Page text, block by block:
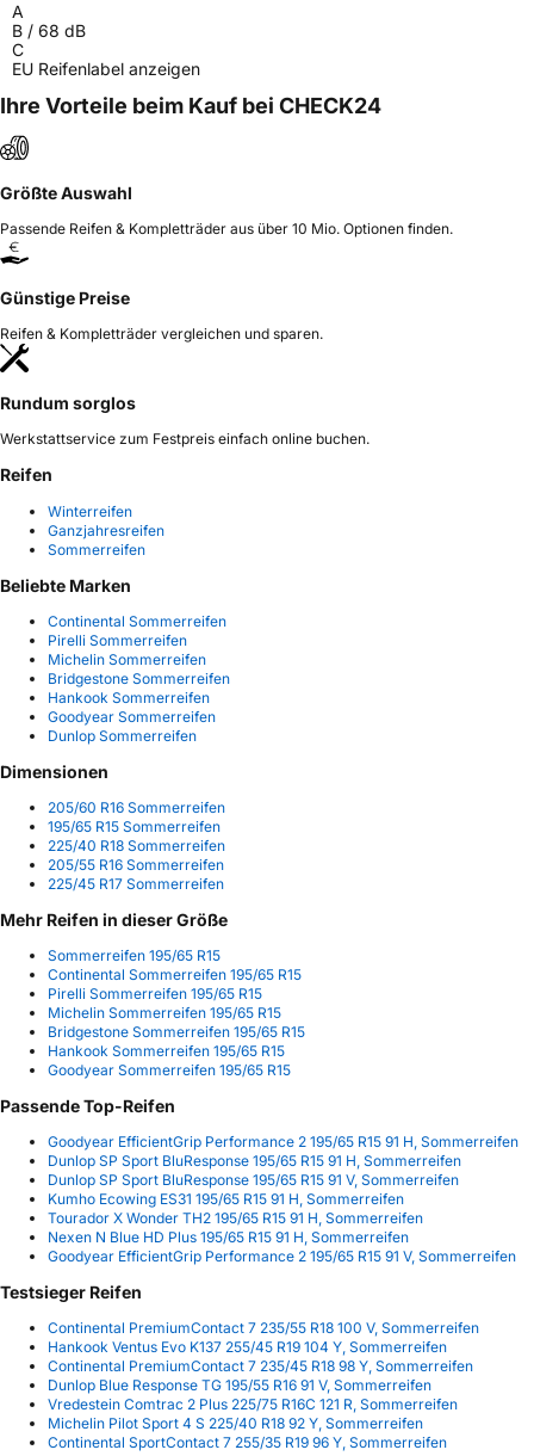
in der EU
County Heze City 274400Shandong Province
A
B / 68 dB
C
EU Reifenlabel anzeigen
Ihre Vorteile beim Kauf bei CHECK24
Größte Auswahl
Passende Reifen & Kompletträder aus über 10 Mio. Optionen finden.
Günstige Preise
Reifen & Kompletträder vergleichen und sparen.
Rundum sorglos
Werkstattservice zum Festpreis einfach online buchen.
Reifen
Winterreifen
Ganzjahresreifen
Sommerreifen
Beliebte Marken
Continental Sommerreifen
Pirelli Sommerreifen
Michelin Sommerreifen
Bridgestone Sommerreifen
Hankook Sommerreifen
Goodyear Sommerreifen
Dunlop Sommerreifen
Dimensionen
205/60 R16 Sommerreifen
195/65 R15 Sommerreifen
225/40 R18 Sommerreifen
205/55 R16 Sommerreifen
225/45 R17 Sommerreifen
Mehr Reifen in dieser Größe
Sommerreifen 195/65 R15
Continental Sommerreifen 195/65 R15
Pirelli Sommerreifen 195/65 R15
Michelin Sommerreifen 195/65 R15
Bridgestone Sommerreifen 195/65 R15
Hankook Sommerreifen 195/65 R15
Goodyear Sommerreifen 195/65 R15
Passende Top-Reifen
Goodyear EfficientGrip Performance 2 195/65 R15 91 H, Sommerreifen
Dunlop SP Sport BluResponse 195/65 R15 91 H, Sommerreifen
Dunlop SP Sport BluResponse 195/65 R15 91 V, Sommerreifen
Kumho Ecowing ES31 195/65 R15 91 H, Sommerreifen
Tourador X Wonder TH2 195/65 R15 91 H, Sommerreifen
Nexen N Blue HD Plus 195/65 R15 91 H, Sommerreifen
Goodyear EfficientGrip Performance 2 195/65 R15 91 V, Sommerreifen
Testsieger Reifen
Continental PremiumContact 7 235/55 R18 100 V, Sommerreifen
Hankook Ventus Evo K137 255/45 R19 104 Y, Sommerreifen
Continental PremiumContact 7 235/45 R18 98 Y, Sommerreifen
Dunlop Blue Response TG 195/55 R16 91 V, Sommerreifen
Vredestein Comtrac 2 Plus 225/75 R16C 121 R, Sommerreifen
Michelin Pilot Sport 4 S 225/40 R18 92 Y, Sommerreifen
Continental SportContact 7 255/35 R19 96 Y, Sommerreifen